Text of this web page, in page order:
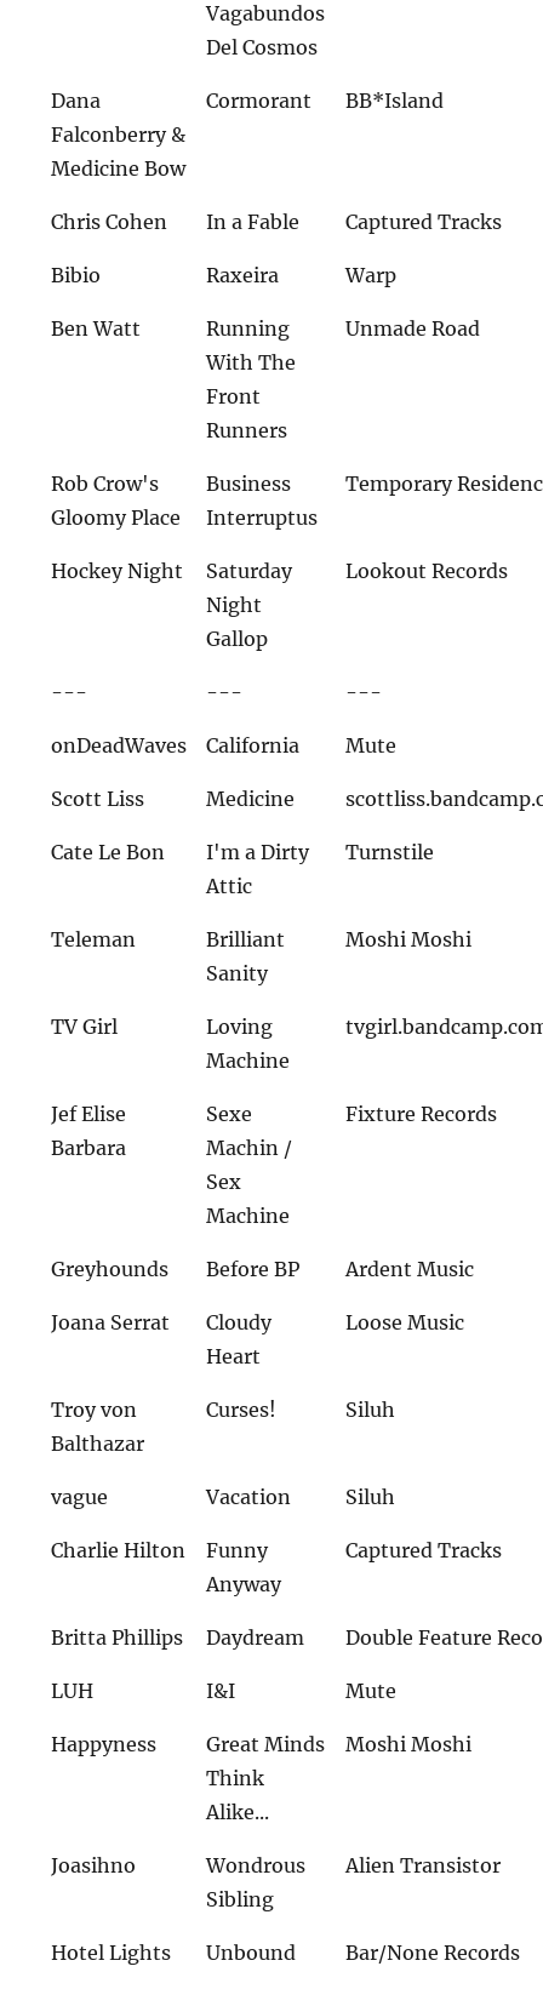
Vagabundos
Del Cosmos
Dana
Falconberry &
Medicine Bow
Cormorant BB*Island
Chris Cohen In a Fable Captured Tracks
Bibio Raxeira Warp
Ben Watt
Running
With The
Front
Runners
Unmade Road
Rob Crow's
Gloomy Place
Business
Interruptus
Temporary
Hockey Night
Saturday
Night
Gallop
Lookout Records
--- --- ---
onDeadWaves California Mute
Scott Liss Medicine
Cate Le Bon
I'm a Dirty
Attic
Turnstile
Teleman
Brilliant
Sanity
Moshi Moshi
TV Girl
Loving
Machine
Jef Elise
Barbara
Sexe
Machin /
Sex
Machine
Fixture Records
Greyhounds Before BP Ardent Music
Joana Serrat
Cloudy
Heart
Loose Music
Troy von
Balthazar
Curses! Siluh
vague Vacation Siluh
Charlie Hilton
Funny
Anyway
Captured Tracks
Britta Phillips Daydream Double Feature
LUH I&I Mute
Happyness
Great Minds
Think
Alike...
Moshi Moshi
Joasihno
Wondrous
Sibling
Alien Transistor
Hotel Lights Unbound Bar/None Records